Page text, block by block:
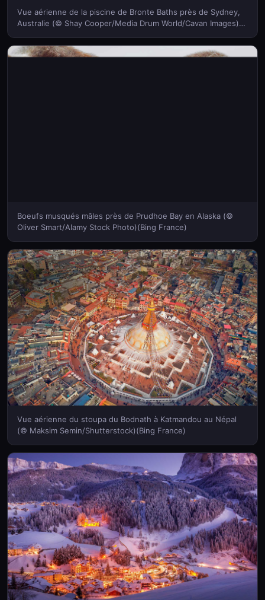
Vue aérienne de la piscine de Bronte Baths près de Sydney,
Australie (© Shay Cooper/Media Drum World/Cavan Images)
Boeufs musqués mâles près de Prudhoe Bay en Alaska (©
Oliver Smart/Alamy Stock Photo)(Bing France)
Vue aérienne du stoupa du Bodnath à Katmandou au Népal
(© Maksim Semin/Shutterstock)(Bing France)